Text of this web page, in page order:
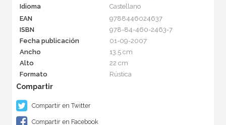
Idioma
Castellano
EAN
9788446024637
ISBN
978-84-460-2463-7
Fecha publicación
01-09-2007
Ancho
13.5 cm
Alto
22 cm
Formato
Rústica
Compartir en Twitter
Compartir en Facebook